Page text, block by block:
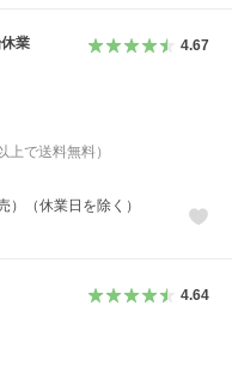
業 4.67
上で送料無料）
）（休業日を除く）
4.64